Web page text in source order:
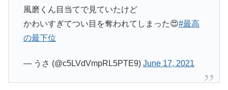
風磨くん目当てで見ていたけど
かわいすぎてつい目を奪われてしまった😍#最高
の最下位
— うさ (@c5LVdVmpRL5PTE9) June 17, 2021